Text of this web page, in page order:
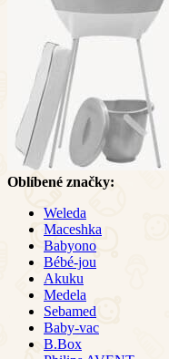
Oblíbené značky:
Weleda
Maceshka
Babyono
Bébé-jou
Akuku
Medela
Sebamed
Baby-vac
B.Box